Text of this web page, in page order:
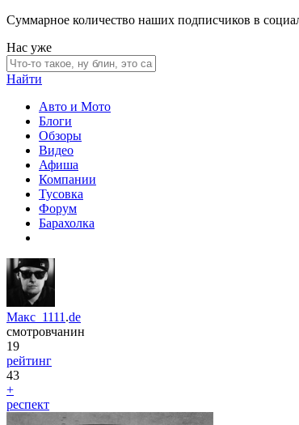
Суммарное количество наших подписчиков в
Нас уже
Найти
Авто и Мото
Блоги
Обзоры
Видео
Афиша
Компании
Тусовка
Форум
Барахолка
Макс_1111 .de
смотровчанин
19
рейтинг
43
+
респект